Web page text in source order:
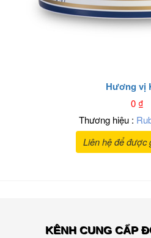
Hương vị
0₫
Thương hiệu :
Liên hệ để được
KÊNH CUNG CẤP